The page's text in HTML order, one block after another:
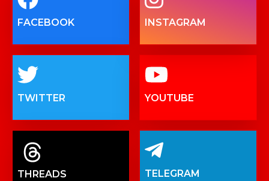
FACEBOOK INSTAGRAM
TWITTER YOUTUBE
THREADS TELEGRAM